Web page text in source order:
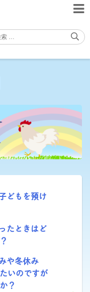
どもを預け
たときはど
や冬休み
いのですが
？